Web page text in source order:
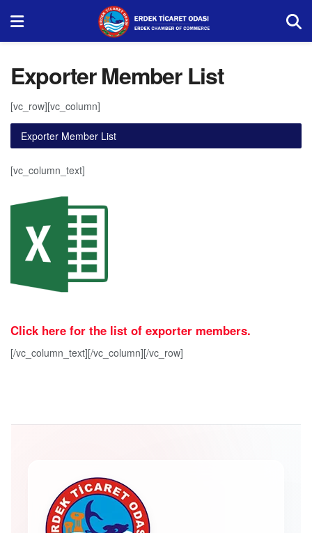
Exporter Member List
[vc_row][vc_column]
Exporter Member List
[vc_column_text]
Click here for the list of exporter members.
[/vc_column_text][/vc_column][/vc_row]